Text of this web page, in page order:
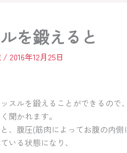
を鍛えると
/ 2016年12月25日
スルを鍛えることができるので、
聞かれます。
、腹圧(筋肉によってお腹の内
いる状態になり、